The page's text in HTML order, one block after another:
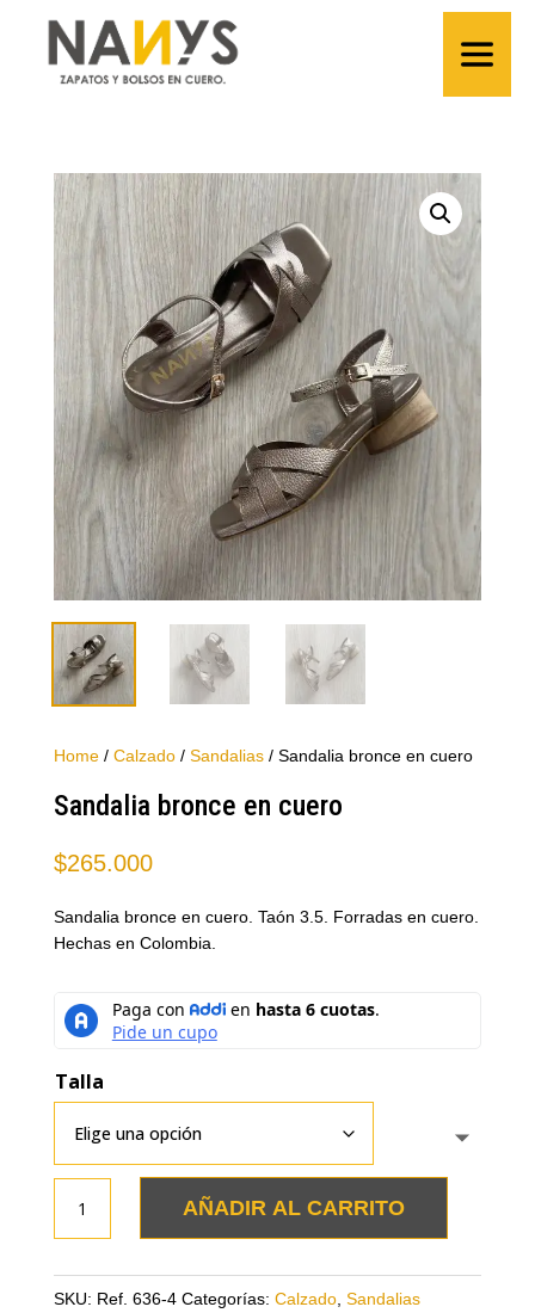
Home/ Calzado/ Sandalias/ Sandalia bronce en cuero
Sandalia bronce en cuero
$265.000
Sandalia bronce en cuero. Taón 3.5. Forradas en cuero.
Hechas en Colombia.
Talla
cuero
AÑADIR AL CARRITO
SKU: Ref. 636-4 Categorías: Calzado, Sandalias